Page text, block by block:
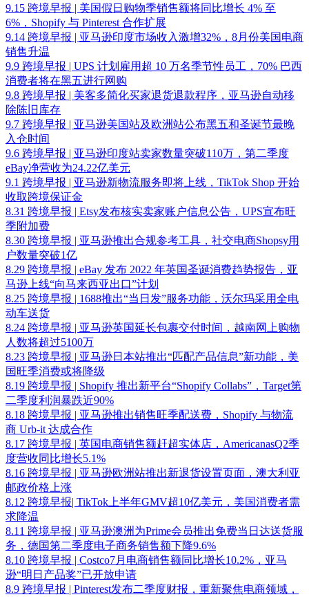
9.15 跨境早报 | 美国假日购物季销售额将同比增长 4% 至
6%，Shopify 与 Pinterest 合作扩展
9.14 跨境早报 | 亚马逊印度市场收入激增32%，8月份美国电商
销售升温
9.9 跨境早报 | UPS 计划雇用超 10 万名季节性员工，70% 巴西
消费者将在黑五进行网购
9.8 跨境早报 | 美客多简化买家退货退款程序，亚马逊自动移
除陈旧库存
9.7 跨境早报 | 亚马逊美国站及欧洲站公布黑五和圣诞节最晚
入仓时间
9.6 跨境早报 | 亚马逊印度站卖家数量突破110万，第二季度
eBay净营收为24.22亿美元
9.1 跨境早报 | 亚马逊新物流服务即将上线，TikTok Shop 开始
收取跨境保证金
8.31 跨境早报 | Etsy发布核实卖家账户信息公告，UPS宣布旺
季附加费
8.30 跨境早报 | 亚马逊推出合规参考工具，社交电商Shopsy用
户数量突破1亿
8.29 跨境早报 | eBay 发布 2022 年英国圣诞消费趋势报告，亚
马逊上线“向马来西亚出口”计划
8.25 跨境早报 | 1688推出“当日发”服务功能，沃尔玛采用全电
动车送货
8.24 跨境早报 | 亚马逊英国延长包裹交付时间，越南网上购物
人数将超过5100万
8.23 跨境早报 | 亚马逊日本站推出“匹配产品信息”新功能，美
国旺季消费或将降级
8.19 跨境早报 | Shopify 推出新平台“Shopify Collabs”，Target第
二季度利润暴跌近90%
8.18 跨境早报 | 亚马逊推出销售旺季配送费，Shopify 与物流
商 Urb-it 达成合作
8.17 跨境早报 | 英国电商销售额赶超实体店，AmericanasQ2季
度营收同比增长5.1%
8.16 跨境早报 | 亚马逊欧洲站推出新退货设置页面，澳大利亚
邮政价格上涨
8.12 跨境早报| TikTok上半年GMV超10亿美元，美国消费者需
求降温
8.11 跨境早报 | 亚马逊澳洲为Prime会员推出免费当日达送货服
务，德国第二季度电子商务销售额下降9.6%
8.10 跨境早报 | Costco7月电商销售额同比增长10.2%，亚马
逊“明日产品奖”已开放申请
8.9 跨境早报 | Pinterest发布二季度财报，重新聚焦电商领域，